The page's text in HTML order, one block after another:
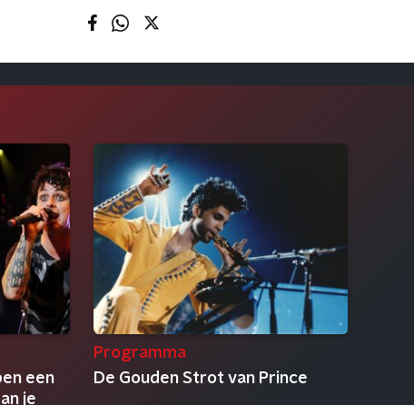
een
je
Programma
De Gouden Strot van Prince